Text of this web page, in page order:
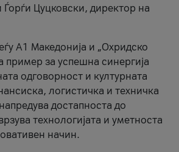
Ѓорѓи Цуцковски, директор на
A1 Македонија и „Охридско
пример за успешна синергија
одговорност и културната
логистичка и техничка
достапноста до
технологијата и уметноста
начин.